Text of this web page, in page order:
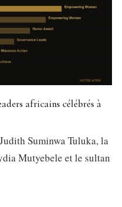
africains célébrés à
Suminwa Tuluka, la
Mutyebele et le sultan